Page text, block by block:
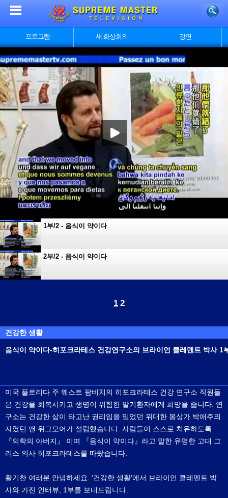
프로그램 새 화상회의 강연
1부/2 - 음식이 약이다
2부/2 - 음식이 약이다
1 2
건강한 생활
음식이 약이다-히포크라테스 건강연구소의 브라이언 클레멘트 박사 1
미국 플로리다 주 웨스트 팜비치의 히포크라테스 건강 연구소 직원들
은 건강을 회복시키고 생명이 위험한 말기환자에게 희망을 줍니다. 연
구소는 건강한 삶이 타고난 권리임을 믿었던 위대한 몽상가 박애주의
자였던 앤 위그모어가 설립했습니다. 사람들이 스스로 치유하도록
『의학의 아버지』 이며 『음식이 약이다』라고 말한 유명한 고대 그
리스 의사 히포크라테스를 따랐습니다.
활기찬 여러분 안녕하세요. ‘건강한 생활’에서 브라이언 클레멘트 박
사와 가진 인터뷰, 1부를 보내드립니다.